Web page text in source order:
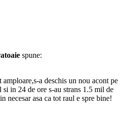
spune:
a deschis un nou acont pe
si in 24 de ore s-au strans 1.5 mil de
necesar asa ca tot raul e spre bine!